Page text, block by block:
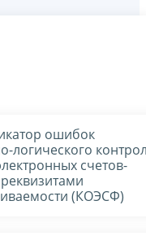
ошибок
логического
счетов-
(КОЭСФ)